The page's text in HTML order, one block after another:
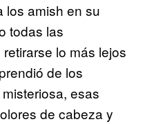
los amish en su
todas las
lo más lejos
de los
esas
de cabeza y